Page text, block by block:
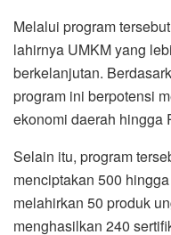
Melalui program
lahirnya UMKM yang
berkelanjutan.
program ini berpotensi
ekonomi daerah hingga
Selain itu, program
menciptakan 500
melahirkan 50 produk
menghasilkan 240